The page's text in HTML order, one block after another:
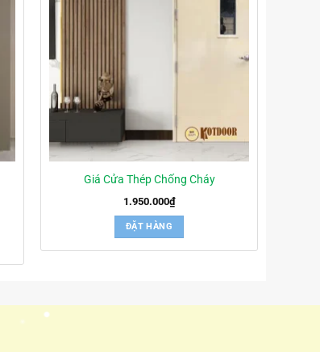
Giá Cửa Thép Chống Cháy
1.950.000₫
ĐẶT HÀNG